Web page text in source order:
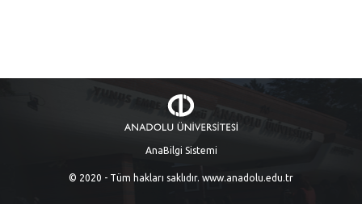
AnaBilgi Sistemi
© 2020 - Tüm hakları saklıdır. www.anadolu.edu.tr